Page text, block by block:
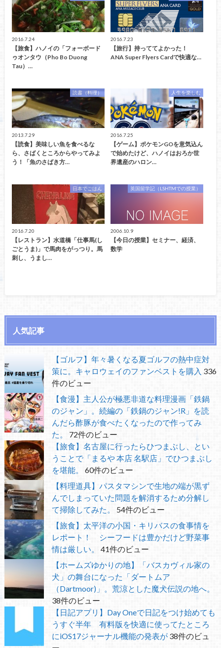
2016.7.24
【旅食】ハノイの「フォーボード
ゥオンタウ（Pho Bo Duong
Tau）…
2016.7.23
【旅行】持っててよかった！
ANA Super Flyers Cardで快適な…
読書（料理）
2013.7.29
【読食】美味しい魚を食べるな
ら、さばくところからやってみよ
う！「魚のさばき方…
人生を楽しむ
2016.7.25
【ゲーム】ポケモンGOを意気込ん
で始めたけど、ハノイはおろか世
界遺産のハロン…
日本でごはん
2016.7.20
【レストラン】水道橋「仕事馬(し
ごとうま)」で馬肉をがっつり。馬
刺し、うまし…
英国留学記（LSHTMでの授業）
2006.10.9
【今日の授業】セミナー、経済、
数学
人気記事
【ゴルフ】年々暑くなる夏ゴルフの熱中症対
策に。キャロウェイのファンベストを購入 336
件のビュー
【食漫】主人公が極悪非道な料理漫画「鉄鍋
のジャン」。続編の「鉄鍋のジャン!R」を読
んだら酢豚が食べたくなったので作ってみ
た。
72件のビュー
【旅食】名古屋に行ったらひつまぶし、とい
うことで「まるや 本店 名駅店」でひつまぶし
を堪能。
60件のビュー
【料理道具】パスタマシンで生地の端が黒ず
んでしまっていた問題を解消するため分解し
て掃除してみた。
54件のビュー
【旅食】太平洋の小国・キリバスの食事情を
レポート！ シーフードは豊かだけど野菜事
情は厳しい。
41件のビュー
【ホームズゆかりの地】「バスカヴィル家の
犬」の舞台になった「ダートムア
（Dartmoor)」。荒涼とした魔犬伝説の地へ。
38件のビュー
【日記アプリ】Day Oneで日記をつけ始めても
うすぐ半年 有料版を快適に使ってたところ
にiOS17ジャーナル機能の発表が 38件のビュ